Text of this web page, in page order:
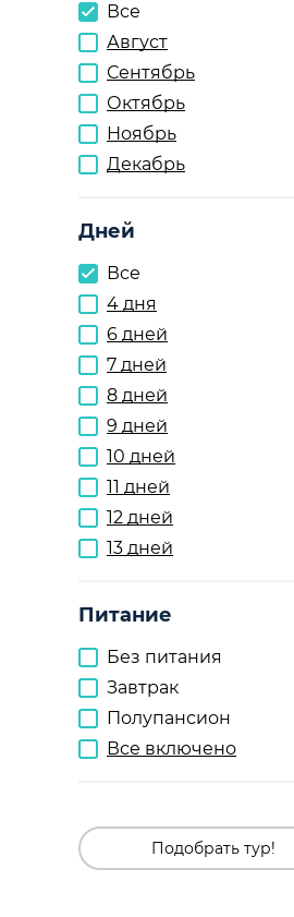
Все
Август
Сентябрь
Октябрь
Ноябрь
Декабрь
Дней
Все
4 дня
6 дней
7 дней
8 дней
9 дней
10 дней
11 дней
12 дней
13 дней
Питание
Без питания
Завтрак
Полупансион
Все включено
Подобрать тур!